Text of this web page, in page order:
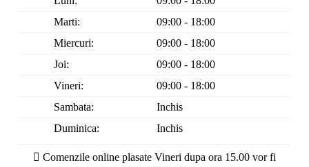
Marti:
09:00 - 18:00
Miercuri:
09:00 - 18:00
Joi:
09:00 - 18:00
Vineri:
09:00 - 18:00
Sambata:
Inchis
Duminica:
Inchis
Comenzile online plasate Vineri dupa ora 15.00 vor fi